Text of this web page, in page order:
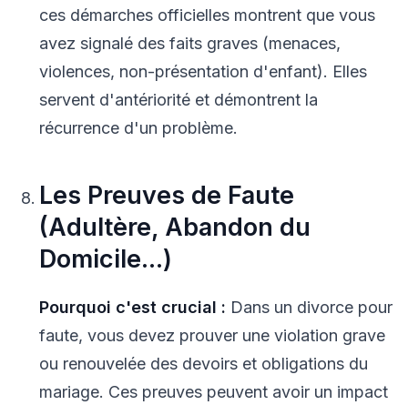
ces démarches officielles montrent que vous
avez signalé des faits graves (menaces,
violences, non-présentation d'enfant). Elles
servent d'antériorité et démontrent la
récurrence d'un problème.
Les Preuves de Faute
(Adultère, Abandon du
Domicile...)
Pourquoi c'est crucial : Dans un divorce pour
faute, vous devez prouver une violation grave
ou renouvelée des devoirs et obligations du
mariage. Ces preuves peuvent avoir un impact